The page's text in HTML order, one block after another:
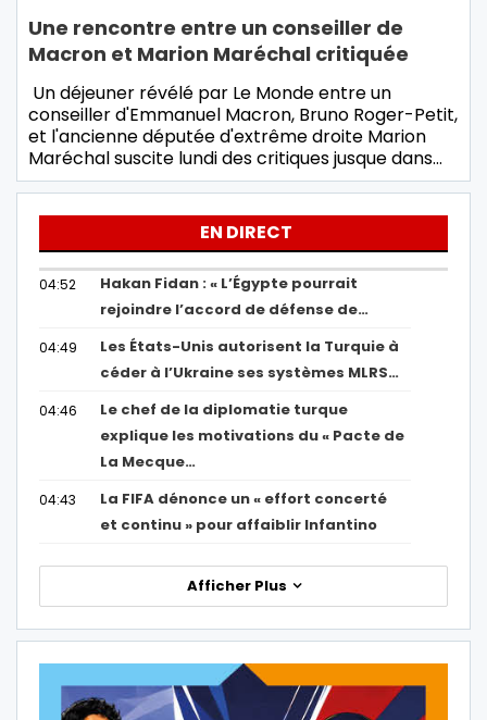
Une rencontre entre un conseiller de
Macron et Marion Maréchal critiquée
Un déjeuner révélé par Le Monde entre un
conseiller d'Emmanuel Macron, Bruno Roger-Petit,
et l'ancienne députée d'extrême droite Marion
Maréchal suscite lundi des critiques jusque dans…
EN DIRECT
04:52
Hakan Fidan : « L’Égypte pourrait
rejoindre l’accord de défense de…
04:49
Les États-Unis autorisent la Turquie à
céder à l’Ukraine ses systèmes MLRS…
04:46
Le chef de la diplomatie turque
explique les motivations du « Pacte de
La Mecque…
04:43
La FIFA dénonce un « effort concerté
et continu » pour affaiblir Infantino
Afficher Plus